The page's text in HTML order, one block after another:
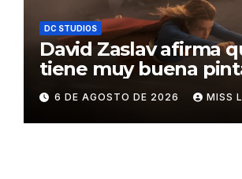
DC STUDIOS
David Zaslav afirma
tiene muy buena
el fracaso de
6 DE AGOSTO DE 2026 MISS